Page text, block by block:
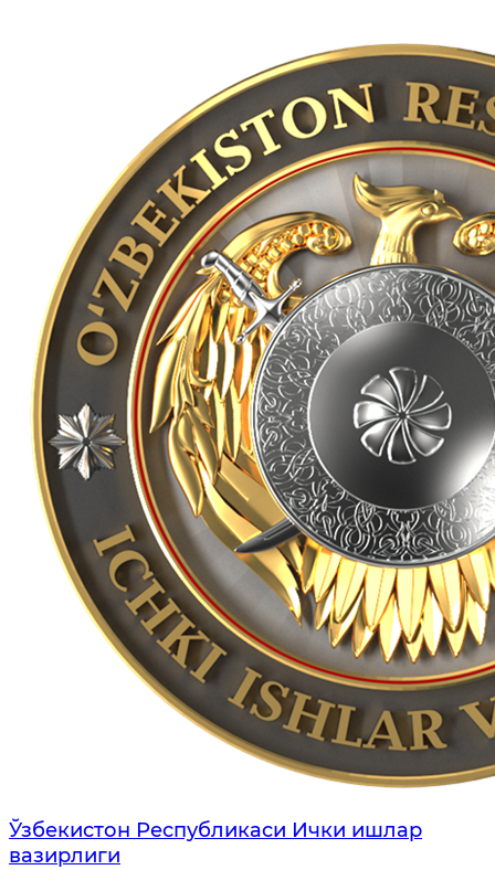
Ўзбекистон Республикаси Ички ишлар
вазирлиги